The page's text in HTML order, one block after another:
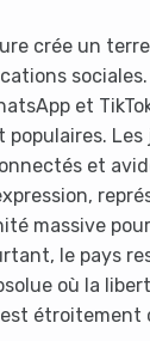
crée un
sociales.
et
populaires. Les
et
massive
le pays
où la
est étroitement